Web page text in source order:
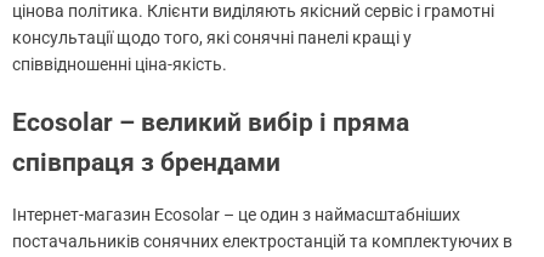
цінова політика. Клієнти виділяють якісний сервіс і грамотні
консультації щодо того, які сонячні панелі кращі у
співвідношенні ціна-якість.
Ecosolar – великий вибір і пряма
співпраця з брендами
Інтернет-магазин Ecosolar – це один з наймасштабніших
постачальників сонячних електростанцій та комплектуючих в